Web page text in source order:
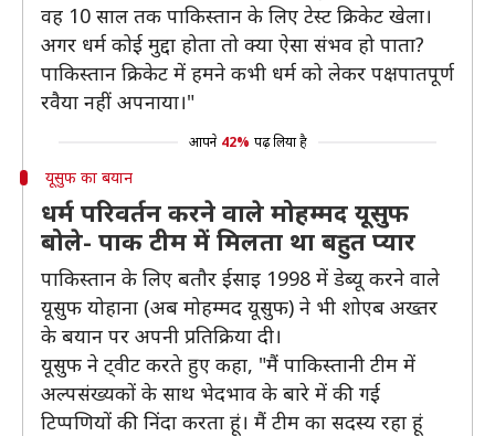
वह 10 साल तक पाकिस्तान के लिए टेस्ट क्रिकेट खेला।
अगर धर्म कोई मुद्दा होता तो क्या ऐसा संभव हो पाता?
पाकिस्तान क्रिकेट में हमने कभी धर्म को लेकर पक्षपातपूर्ण
रवैया नहीं अपनाया।"
आपने 42% पढ़ लिया है
यूसुफ का बयान
धर्म परिवर्तन करने वाले मोहम्मद यूसुफ
बोले- पाक टीम में मिलता था बहुत प्यार
पाकिस्तान के लिए बतौर ईसाइ 1998 में डेब्यू करने वाले
यूसुफ योहाना (अब मोहम्मद यूसुफ) ने भी शोएब अख्तर
के बयान पर अपनी प्रतिक्रिया दी।
यूसुफ ने ट्वीट करते हुए कहा, "मैं पाकिस्तानी टीम में
अल्पसंख्यकों के साथ भेदभाव के बारे में की गई
टिप्पणियों की निंदा करता हूं। मैं टीम का सदस्य रहा हूं